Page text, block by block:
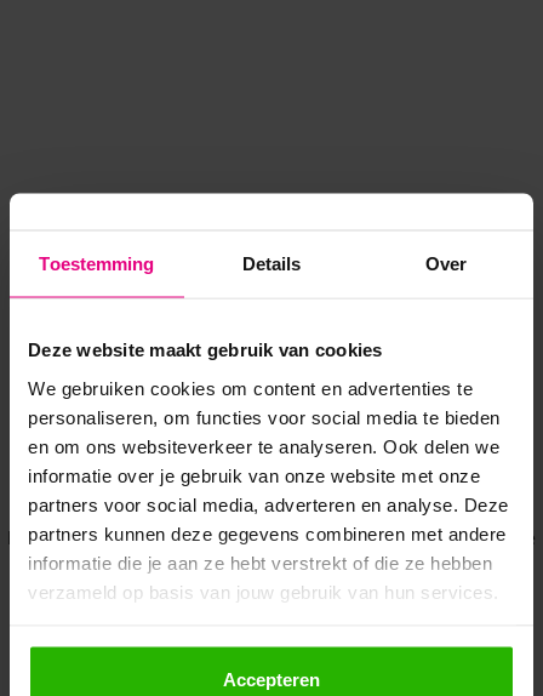
Toestemming Details Over
Deze website maakt gebruik van cookies
We gebruiken cookies om content en advertenties te
personaliseren, om functies voor social media te bieden
en om ons websiteverkeer te analyseren. Ook delen we
informatie over je gebruik van onze website met onze
partners voor social media, adverteren en analyse. Deze
partners kunnen deze gegevens combineren met andere
informatie die je aan ze hebt verstrekt of die ze hebben
verzameld op basis van jouw gebruik van hun services.
Als je op "Accepteer" klikt, dan geef je Voordeeluitjes.nl
toestemming om cookies voor social media en
Accepteren
Application error: a client-side exception has occurred while
loadingwww.voordeeluitjes.nl (see the browser console for more
information).